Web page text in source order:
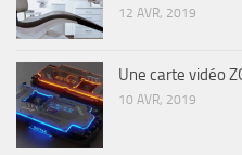
12 AVR, 2019
Une carte vidéo
10 AVR, 2019